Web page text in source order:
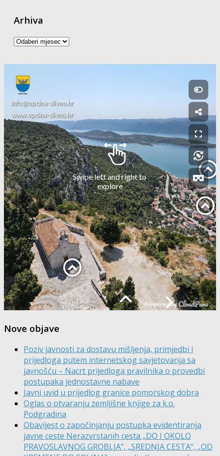
Arhiva
Arhiva
Nove objave
Poziv javnosti za dostavu mišljenja, primjedbi i
prijedloga putem internetskog savjetovanja sa
javnošću – Nacrt prijedloga pravilnika o provedbi
postupaka jednostavne nabave
Javni uvid u prijedlog granice pomorskog dobra
Oglas o otvaranju zemljišne knjige za k.o.
Podgradina
Obavijest o započinjanju postupka evidentiranja
javne ceste Nerazvrstanih cesta „DO I OKOLO
PRAVOSLAVNOG GROBLJA“, „SREDNJA CESTA“, „OD